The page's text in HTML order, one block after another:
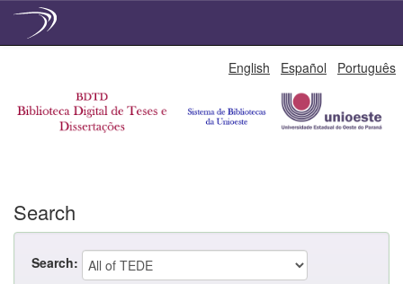
English Español Português
Search
Search: